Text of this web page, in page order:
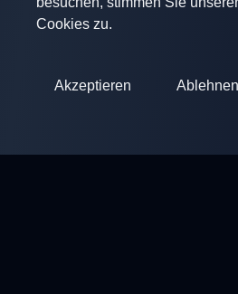
Cookies zu.
Akzeptieren Ablehnen